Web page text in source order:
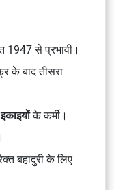
1947 से प्रभावी।
के बाद तीसरा
के कर्मी।
बहादुरी के लिए